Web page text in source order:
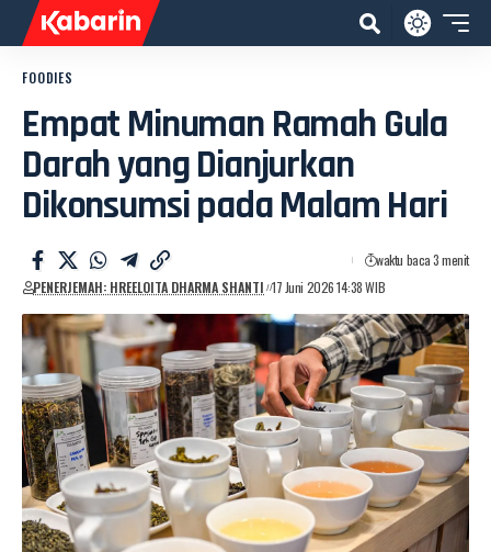
FOODIES
Empat Minuman Ramah Gula
Darah yang Dianjurkan
Dikonsumsi pada Malam Hari
PENERJEMAH: HREELOITA DHARMA SHANTI 17 Juni 2026 14:38 WIB
waktu baca 3 menit